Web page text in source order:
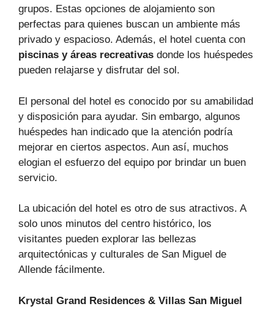
grupos. Estas opciones de alojamiento son
perfectas para quienes buscan un ambiente más
privado y espacioso. Además, el hotel cuenta con
piscinas y áreas recreativas donde los huéspedes
pueden relajarse y disfrutar del sol.
El personal del hotel es conocido por su amabilidad
y disposición para ayudar. Sin embargo, algunos
huéspedes han indicado que la atención podría
mejorar en ciertos aspectos. Aun así, muchos
elogian el esfuerzo del equipo por brindar un buen
servicio.
La ubicación del hotel es otro de sus atractivos. A
solo unos minutos del centro histórico, los
visitantes pueden explorar las bellezas
arquitectónicas y culturales de San Miguel de
Allende fácilmente.
Krystal Grand Residences & Villas San Miguel